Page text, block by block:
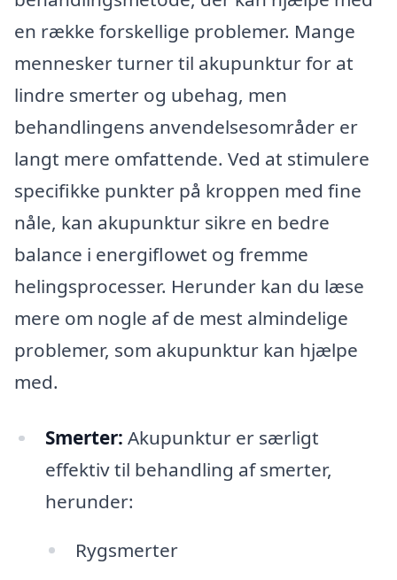
en række forskellige problemer. Mange
mennesker turner til akupunktur for at
lindre smerter og ubehag, men
behandlingens anvendelsesområder er
langt mere omfattende. Ved at stimulere
specifikke punkter på kroppen med fine
nåle, kan akupunktur sikre en bedre
balance i energiflowet og fremme
helingsprocesser. Herunder kan du læse
mere om nogle af de mest almindelige
problemer, som akupunktur kan hjælpe
med.
Smerter: Akupunktur er særligt
effektiv til behandling af smerter,
herunder:
Rygsmerter